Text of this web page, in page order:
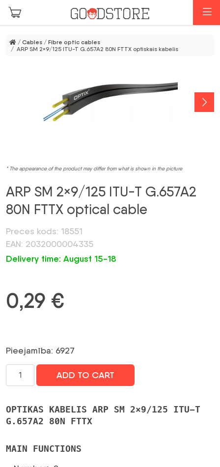
Skip to main content
/ Cables / Fibre optic cables
/ ARP SM 2×9/125 ITU-T G.657A2 80N FTTX optiskais kabelis
* The appearance of the product may differ from what is shown in the picture
ARP SM 2×9/125 ITU-T G.657A2
80N FTTX optical cable
Preces kods: 18551
EAN: 2032000004335
Delivery time: August 15-18
0,29 €
Pieejamība: 6927
ARP
ITU-
T
FTTX
optiskais
ADD TO CART
OPTIKAS KABELIS ARP SM 2×9/125 ITU-T
G.657A2 80N FTTX
MAIN FUNCTIONS